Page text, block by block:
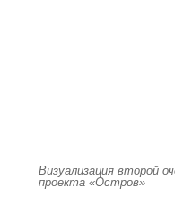
Визуализация второй
проекта «Остров»